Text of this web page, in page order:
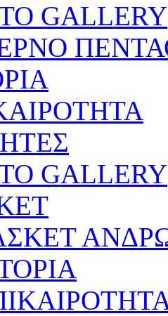
GALLERY
GALLERY